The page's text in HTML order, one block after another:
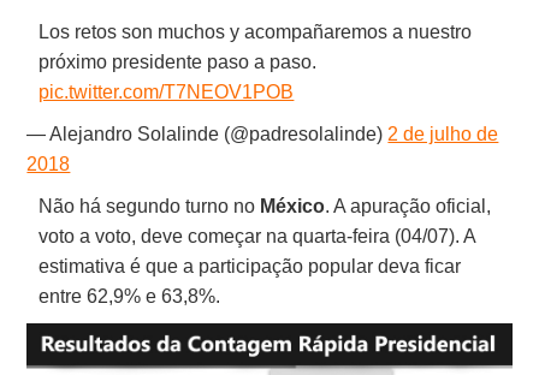
Los retos son muchos y acompañaremos a nuestro
próximo presidente paso a paso.
pic.twitter.com/T7NEOV1POB
— Alejandro Solalinde (@padresolalinde) 2 de julho de
2018
Não há segundo turno no México. A apuração oficial,
voto a voto, deve começar na quarta-feira (04/07). A
estimativa é que a participação popular deva ficar
entre 62,9% e 63,8%.